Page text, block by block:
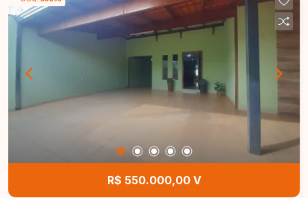
ambientes amplos e bem distribuídos,
proporcionando conforto e funcionalidade para
toda a família. Uma excelente oportunidade para
quem busca um imóvel confortável, bem
localizado e com o diferencial de uma suíte com
hidromassagem em uma das regiões que mais
crescem em Uberlândia. Entre em contato e
R$ 550.000,00 V